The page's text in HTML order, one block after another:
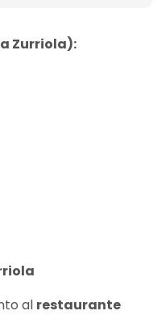
Zurriola):
al restaurante